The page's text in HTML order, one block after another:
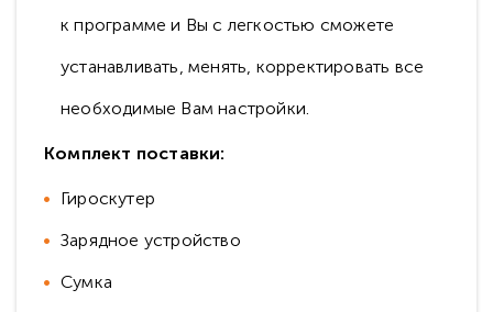
к программе и Вы с легкостью сможете
устанавливать, менять, корректировать все
необходимые Вам настройки.
Комплект поставки:
Гироскутер
Зарядное устройство
Сумка